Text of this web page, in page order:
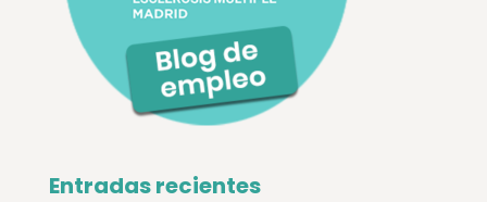
Entradas recientes